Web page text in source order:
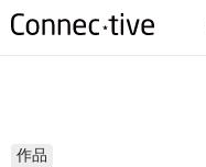
作品